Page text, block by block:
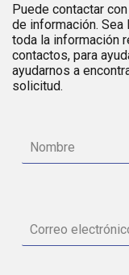
Puede contactar
de información.
toda la información
contactos, para
ayudarnos a
solicitud.